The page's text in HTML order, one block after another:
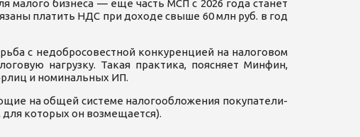
бизнеса — еще часть МСП с 2026 года станет
платить НДС при доходе свыше 60 млн руб. в год
с недобросовестной конкуренцией на налоговом
нагрузку. Такая практика, поясняет Минфин,
и номинальных ИП.
на общей системе налогообложения покупатели-
которых он возмещается).